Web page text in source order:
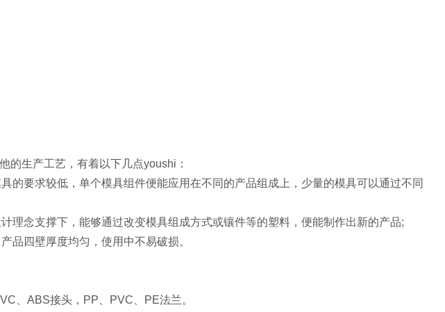
的生产工艺，有着以下几点youshi：
的要求较低，单个模具组件便能应用在不同的产品组成上，少量的模具可以通过不同
理念支撑下，能够通过改变模具组成方式或镶件等的塑料，便能制作出新的产品;
品四壁厚度均匀，使用中不易破损。
、ABS接头，PP、PVC、PE法兰。